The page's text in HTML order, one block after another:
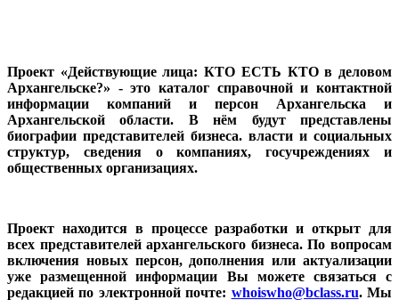
Проект «Действующие лица: КТО ЕСТЬ КТО в деловом
Архангельске?» - это каталог справочной и контактной
информации компаний и персон Архангельска и
Архангельской области. В нём будут представлены
биографии представителей бизнеса. власти и социальных
структур, сведения о компаниях, госучреждениях и
общественных организациях.
Проект находится в процессе разработки и открыт для
всех представителей архангельского бизнеса. По вопросам
включения новых персон, дополнения или актуализации
уже размещенной информации Вы можете связаться с
редакцией по электронной почте: whoiswho@bclass.ru. Мы